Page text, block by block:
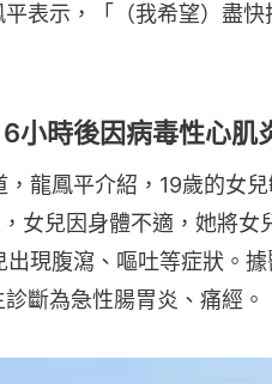
表示，「（我希望）盡
小時後因病毒性心肌
，龍鳳平介紹，19歲的女
女兒因身體不適，她將女
現腹瀉、嘔吐等症狀。
斷為急性腸胃炎、痛經。